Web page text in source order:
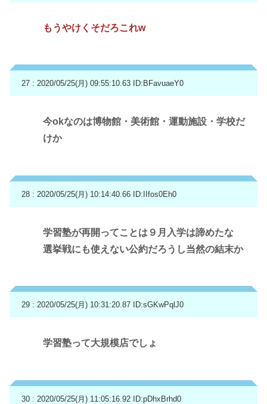
もうやけくそだろこれw
27 : 2020/05/25(月) 09:55:10.63 ID:BFavuaeY0
今okなのは博物館・美術館・運動施設・学校だ
けか
28 : 2020/05/25(月) 10:14:40.66 ID:IIfos0Eh0
学習塾が再開ってことは９月入学は諦めたな
選挙戦にも使えない公約だろうし当然の結末か
29 : 2020/05/25(月) 10:31:20.87 ID:sGKwPqlJ0
学習塾って大規模店でしょ
30 : 2020/05/25(月) 11:05:16.92 ID:pDhxBrhd0